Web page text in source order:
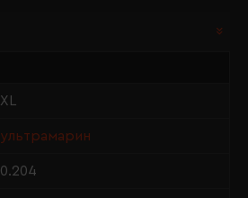
XL
ультрамарин
0.204